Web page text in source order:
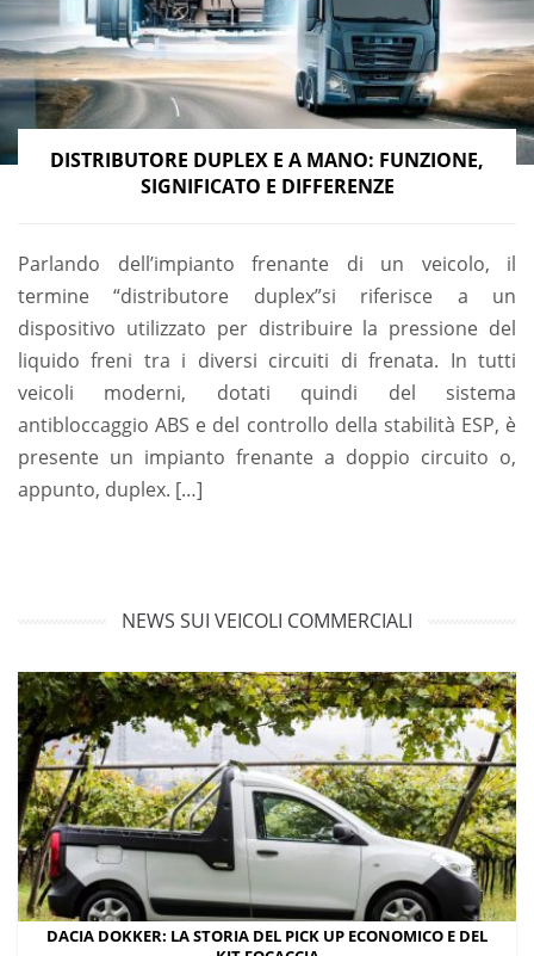
DISTRIBUTORE DUPLEX E A MANO: FUNZIONE,
SIGNIFICATO E DIFFERENZE
Parlando dell’impianto frenante di un veicolo, il
termine “distributore duplex”si riferisce a un
dispositivo utilizzato per distribuire la pressione del
liquido freni tra i diversi circuiti di frenata. In tutti
veicoli moderni, dotati quindi del sistema
antibloccaggio ABS e del controllo della stabilità ESP, è
presente un impianto frenante a doppio circuito o,
appunto, duplex. […]
NEWS SUI VEICOLI COMMERCIALI
DACIA DOKKER: LA STORIA DEL PICK UP ECONOMICO E DEL